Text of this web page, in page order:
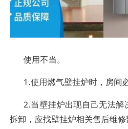
使用不当。
1.使用燃气壁挂炉时，房间
2.当壁挂炉出现自己无法解
拆卸，应找壁挂炉相关售后维修